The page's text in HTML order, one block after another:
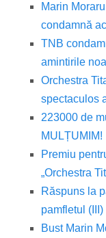
Marin
condamnă
TNB
amintirile
Orchestra
spectaculos
223000 de
MULȚUMIM!
Premiu
„Orchestra
Răspuns la
pamfletul
Bust Marin